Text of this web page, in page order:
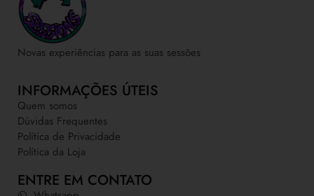
Novas experiências para as suas sessões
INFORMAÇÕES ÚTEIS
Quem somos
Dúvidas Frequentes
Política de Privacidade
Política da Loja
ENTRE EM CONTATO